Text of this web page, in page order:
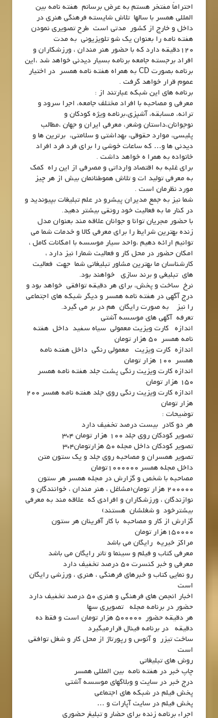
احتراماً مفتخر هستم به عرض برسانم هفته نامه بین
المللی همسر با سالها تلاش شایسته فرهنگی هنری در
داخل و خارج از کشور مدتی است طرح تصویری نمودن
هفته نامه را بعنوان یک شو تلویزیونی به مدت
120دقیقه دارد که با حضور هنر مندان ، ورزشکاران و
افراد برجسته جامعه برنامه بسیار دیدنی خواهد شد ،این
برنامه بصورت CD به همراه هفته نامه همسر در اختیار
عموم قرار خواهد گرفت .
برنامه های این شبکه عبارتند از :
معرفی و مصاحبه با افراد مختلف جامعه، اجرا سرود و
ترانه، مسابقه، آشپزی،برنامه ویژه کودکان و
نوجوانان،داستان وشعر، معرفی ایران و جهان ،مطالب
پلیسی، موارد حقوقی، بهداشتی و سلامتی، برترین ها و
دیدنی ها و… که ساعات خوشی را برای فرد فرد افراد
خانواده به همرا ه خواهد داشت .
برای غلبه به اقتصاد وارداتی و مصرفی از این راه کمک
به معرفی تولید ات و تلاش هموطنانمان بیش از هر چیز
مورد نظرمان است .
شما نیز به جمع مدیران پیشرو در علم تبلیغات بپیوندید و
در کنار ما به فعالیت خود رونقی بیشتر دهید.
با حضور مجریان توانا و جوانان علاقه مند بعنوان مدل
زنده بهترین شرایط را برای معرفی کالا و خدمات شما می
توانیم ارائه دهیم ،واحد سیار موسسه با امکانات کامل ،
امکان حضور در محل کار و فعالیت شمارا نیز دارد ،
کارشناسان ما بهترین مشاور تبلیغاتی شما جهت فعالیت
های تبلیغی و برند سازی خواهند بود.
نرخ ساخت و پخش، برای هر دقیقه توافقی خواهد بود و
درج آگهی در هفته نامه همسر و دیگر شبکه های اجتماعی
را نیز به صورت رایگان هم در بر می گیرد.
تعرفه آگهی های موسسه آشتی
اندازه کارت ویزیت معمولی سیاه سفید داخل هفته
نامه همسر 50 هزار تومان
اندازه کارت ویزیت معمولی رنگی داخل هفته نامه
همسر 100 هزار تومان
اندازه کارت ویزیت رنگی پشت جلد هفته نامه همسر
150 هزار تومان
اندازه کارت ویزیت رنگی روی جلد هفته نامه همسر 200
هزار تومان
توضیحات :
هر دو کادر بیست درصد تخفیف دارد
تصویر کودکان روی جلد 100 هزار تومان 4*3
تصویر کودکان داخل مجله 50 هزارتومان4*3
تصویر همسران و مصاحبه روی جلد و یک ستون متن
داخل مجله همسر 1000000تومان
مصاحبه با شخص و گزارش در مجله همسر هر ستون
200000 هزار تومان(مشاغل ، هنر مندان ، خوانندگان و
نوازندگان ، ورزشکاران و افرادی که علاقه مند به معرفی
بیشترخود و شغلشان هستند)
گزارش از کار و مصاحبه با کار آفرینان هر ستون
150000هزار تومان
مراکز خیریه رایگان می باشد
معرفی کتاب و فیلم و سینما و تاتر رایگان می باشد
معرفی و خبر کنسرت 50 درصد تخفیف دارد
رو نمایی کتاب و خبرهای فرهنگی ، هنری ، ورزشی رایگان
است
اخبار انجمن های فرهنگی و هنری 50 درصد تخفیف دارد
حضور در برنامه مجله تصویری سها
هر دقیقه حضور 500000 هزار تومان است و فقط ده
دقیقه در برنامه فینال قرارمیگیرد
ساخت تیزر و آنوس و رپورتاژ از محل کار و شغل توافقی
است
روش های تبلیغاتی
چاپ خبر در هفته نامه بین المللی همسر
درج خبر در سایت و وبلاگهای موسسه آشتی
پخش فیلم در شبکه های اجتماعی
پخش فیلم در سایت آپارات و …
اجراء برنامه زنده برای حضار و تبلیغ حضوری